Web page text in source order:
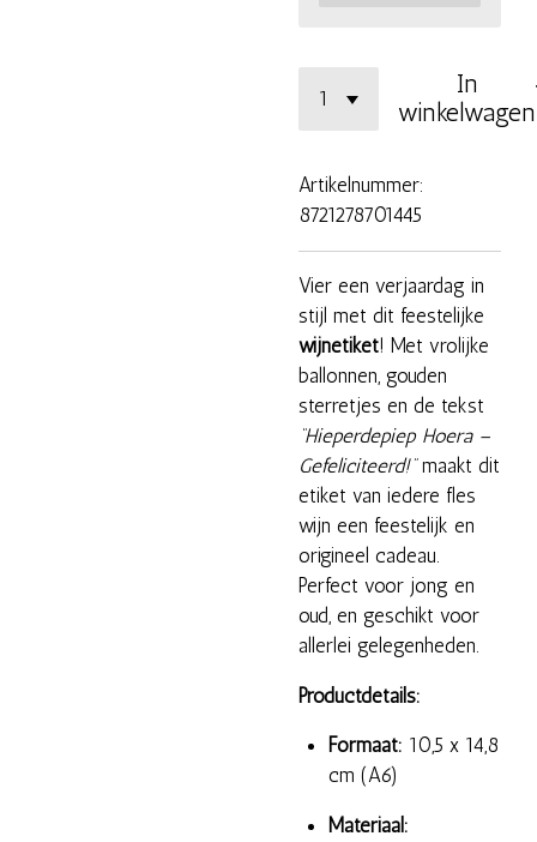
In
winkelwagen
Artikelnummer:
8721278701445
Vier een verjaardag in
stijl met dit feestelijke
wijnetiket! Met vrolijke
ballonnen, gouden
sterretjes en de tekst
“Hieperdepiep Hoera –
Gefeliciteerd!”maakt dit
etiket van iedere fles
wijn een feestelijk en
origineel cadeau.
Perfect voor jong en
oud, en geschikt voor
allerlei gelegenheden.
Productdetails:
Formaat: 10,5 x 14,8
cm (A6)
Materiaal: